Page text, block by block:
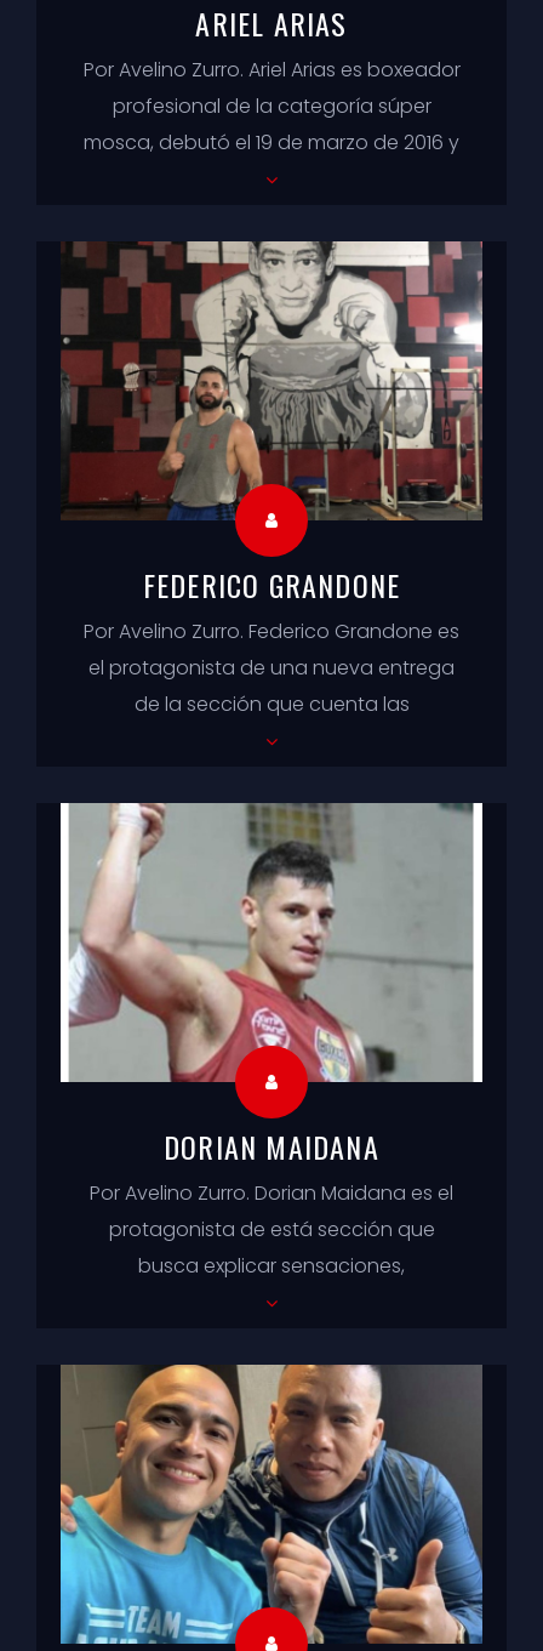
ARIEL ARIAS
Por Avelino Zurro. Ariel Arias es boxeador
profesional de la categoría súper
mosca, debutó el 19 de marzo de 2016 y
cuenta con cinco combates en su
FEDERICO GRANDONE
Por Avelino Zurro. Federico Grandone es
el protagonista de una nueva entrega
de la sección que cuenta las
experiencias de boxeadores y
DORIAN MAIDANA
Por Avelino Zurro. Dorian Maidana es el
protagonista de está sección que
busca explicar sensaciones,
experiencias y puntos de vista de